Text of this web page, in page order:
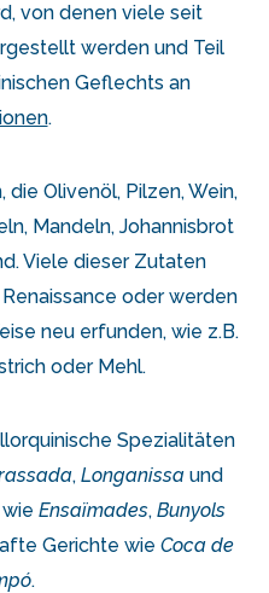
von denen viele seit
werden und Teil
Geflechts an
.
Olivenöl, Pilzen, Wein,
Mandeln, Johannisbrot
Viele dieser Zutaten
oder werden
neu erfunden, wie z.B.
oder Mehl.
Spezialitäten
, Longanissa und
Ensaïmades, Bunyols
Gerichte wie Coca de
.